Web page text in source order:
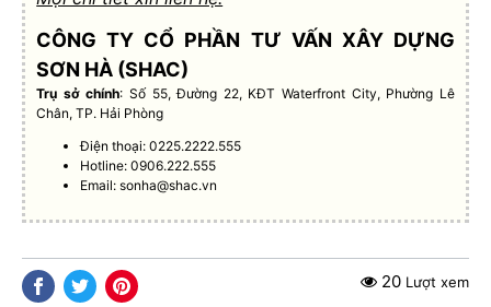
CÔNG TY CỔ PHẦN TƯ VẤN XÂY DỰNG
SƠN HÀ (SHAC)
Trụ sở chính: Số 55, Đường 22, KĐT Waterfront City, Phường Lê
Chân, TP. Hải Phòng
Điện thoại: 0225.2222.555
Hotline: 0906.222.555
Email:sonha@shac.vn
20 Lượt xem